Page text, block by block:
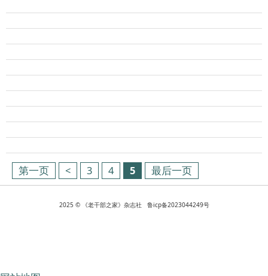
第一页 < 3 4 5 最后一页
2025 © 《老干部之家》杂志社 鲁icp备2023044249号